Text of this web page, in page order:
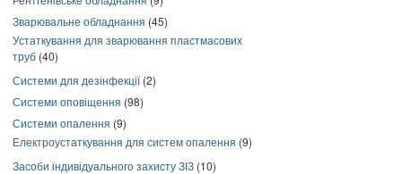
Зварювальне обладнання (45)
Устаткування для зварювання пластмасових
труб (40)
Системи для дезінфекції(2)
Системи оповіщення (98)
Системи опалення (9)
Електроустаткування для систем опалення (9)
Засоби індивідуального захисту ЗІЗ (10)